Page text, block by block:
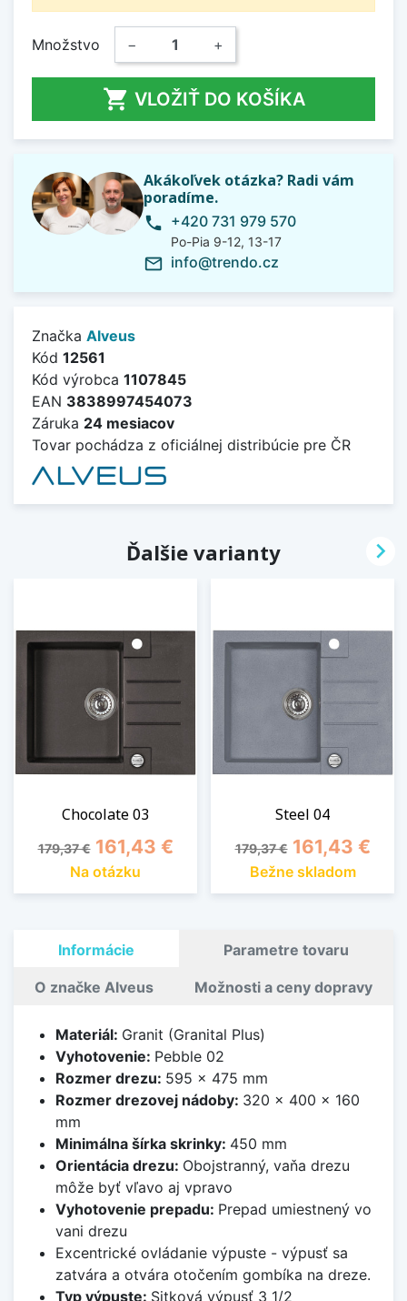
Množstvo − +
 VLOŽIŤ DO KOŠÍKA
Akákoľvek otázka? Radi vám
poradíme.
phone +420 731 979 570
Po-Pia 9-12, 13-17
mail_outline info@trendo.cz
Značka Alveus
Kód 12561
Kód výrobca 1107845
EAN 3838997454073
Záruka 24 mesiacov
Tovar pochádza z oficiálnej distribúcie pre ČR
Ďalšie varianty
Chocolate 03
Základná cena
179,37 € Cena
161,43 €
Na otázku
Steel 04
Základná cena
179,37 € Cena
161,43 €
Bežne skladom

Informácie Parametre tovaru
O značke Alveus Možnosti a ceny dopravy
Materiál: Granit (Granital Plus)
Vyhotovenie: Pebble 02
Rozmer drezu: 595 x 475 mm
Rozmer drezovej nádoby: 320 x 400 x 160
mm
Minimálna šírka skrinky: 450 mm
Orientácia drezu: Obojstranný, vaňa drezu
môže byť vľavo aj vpravo
Vyhotovenie prepadu: Prepad umiestnený vo
vani drezu
Excentrické ovládanie výpuste - výpusť sa
zatvára a otvára otočením gombíka na dreze.
Typ výpuste: Sitková výpusť 3 1/2